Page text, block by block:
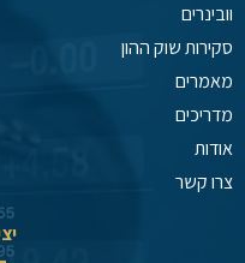
וובינרים
סקירות שוק ההון
מאמרים
מדריכים
אודות
צרו קשר